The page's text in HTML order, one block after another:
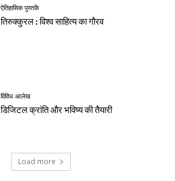
ऐतिहासिक पुस्तकें
तिरुक्कुरल : विश्व साहित्य का गौरव
विविध आलेख
डिजिटल क्रांति और भविष्य की तैयारी
Load more